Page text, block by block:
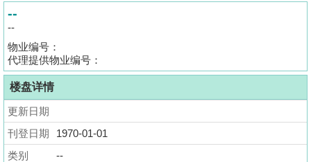
搵
成
交
业
主
放
盘
--
--
物业编号：
代理提供物业编号：
楼盘详情
更新日期
刊登日期
1970-01-01
类别
--